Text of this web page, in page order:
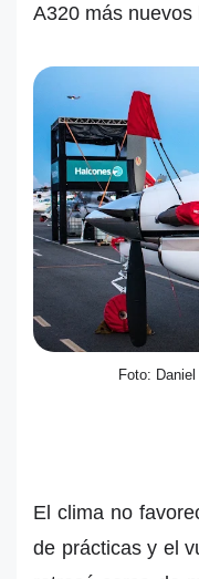
A320 más nuevos
Foto:
El clima no
de prácticas y el